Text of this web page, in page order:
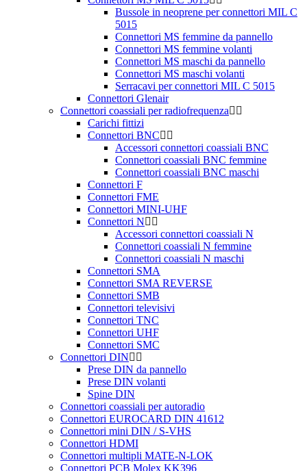
Bussole in neoprene per connettori MIL C
5015
Connettori MS femmine da pannello
Connettori MS femmine volanti
Connettori MS maschi da pannello
Connettori MS maschi volanti
Serracavi per connettori MIL C 5015
Connettori Glenair
Connettori coassiali per radiofrequenza
Carichi fittizi
Connettori BNC
Accessori connettori coassiali BNC
Connettori coassiali BNC femmine
Connettori coassiali BNC maschi
Connettori F
Connettori FME
Connettori MINI-UHF
Connettori N
Accessori connettori coassiali N
Connettori coassiali N femmine
Connettori coassiali N maschi
Connettori SMA
Connettori SMA REVERSE
Connettori SMB
Connettori televisivi
Connettori TNC
Connettori UHF
Connettori SMC
Connettori DIN
Prese DIN da pannello
Prese DIN volanti
Spine DIN
Connettori coassiali per autoradio
Connettori EUROCARD DIN 41612
Connettori mini DIN / S-VHS
Connettori HDMI
Connettori multipli MATE-N-LOK
Connettori PCB Molex KK396